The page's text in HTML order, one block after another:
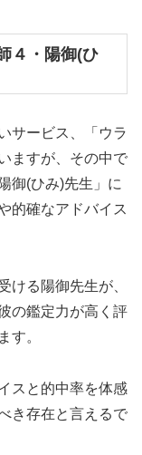
４・陽御(ひ
サービス、「ウラ
ますが、その中で
御(ひみ)先生」に
的確なアドバイス
ける陽御先生が、
の鑑定力が高く評
す。
スと的中率を体感
き存在と言えるで